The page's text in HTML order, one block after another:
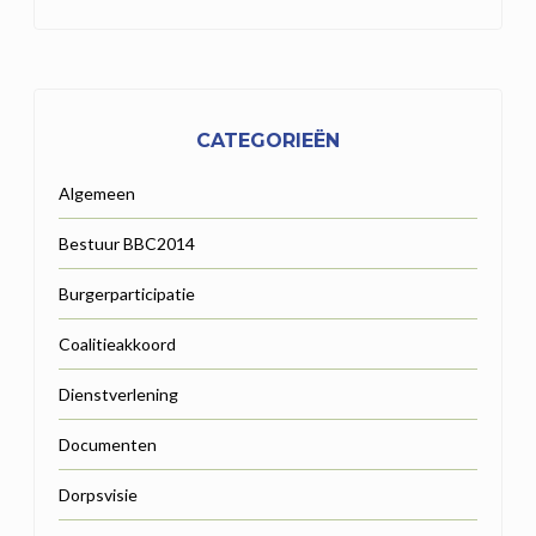
CATEGORIEËN
Algemeen
Bestuur BBC2014
Burgerparticipatie
Coalitieakkoord
Dienstverlening
Documenten
Dorpsvisie